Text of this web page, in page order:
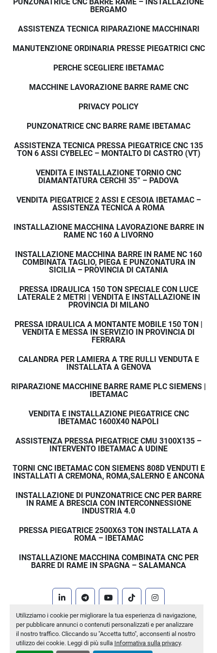
Utilizziamo i cookie per migliorare la tua esperienza di navigazione,
per pubblicare annunci o contenuti personalizzati e per analizzare
il nostro traffico. Cliccando su "Accetta tutto", acconsenti al nostro
utilizzo dei cookie. Leggi di più sulla Informativa sulla privacy.
ingombro ridotto
migliore accesso per manutenzione
migliore organizzazione della macchina
funzionalità generale della pressa e la
COMANDI
ERGONOMICI
LATERALI
superiore destra della macchina, permettendo
all’operatore di controllare facilmente la pressa
durante le lavorazioni.
Questa configurazione garantisce:
maggiore sicurezza
controllo preciso della discesa del pistone
DISCESA
CONTROLLATA AD
ALTA SICUREZZA
Il sistema idraulico è progettato per garantire
secondo.
maggiore precisione nella lavorazione
maggiore sicurezza durante l’utilizzo
migliore controllo del processo di pressatura
BANCO DI LAVORO
REGOLABILE
posizionamento semplice e veloce.
pressa alle diverse lavorazioni, rendendo la
APPLICAZIONI
La pressa elettroidraulica da 50 ton è ideale per:
BERGAMO
ASSISTENZA TECNICA RIPARAZIONE MACCHINARI
MANUTENZIONE ORDINARIA PRESSE PIEGATRICI CNC
PERCHE SCEGLIERE IBETAMAC
MACCHINE LAVORAZIONE BARRE RAME CNC
PRIVACY POLICY
PUNZONATRICE CNC BARRE RAME IBETAMAC
ASSISTENZA TECNICA PRESSA PIEGATRICE CNC 135
TON 6 ASSI CYBELEC – MONTALTO DI CASTRO (VT)
VENDITA E INSTALLAZIONE TORNIO CNC
DIAMANTATURA CERCHI 35” – PADOVA
VENDITA PIEGATRICE 2 ASSI E CESOIA IBETAMAC –
ASSISTENZA TECNICA A ROMA
INSTALLAZIONE MACCHINA LAVORAZIONE BARRE IN
RAME NC 160 A LIVORNO
INSTALLAZIONE MACCHINA BARRE IN RAME NC 160
COMBINATA TAGLIO, PIEGA E PUNZONATURA IN
SICILIA – PROVINCIA DI CATANIA
PRESSA IDRAULICA 150 TON SPECIALE CON LUCE
LATERALE 2 METRI | VENDITA E INSTALLAZIONE IN
PROVINCIA DI MILANO
PRESSA IDRAULICA A MONTANTE MOBILE 150 TON |
VENDITA E MESSA IN SERVIZIO IN PROVINCIA DI
FERRARA
CALANDRA PER LAMIERA A TRE RULLI VENDUTA E
INSTALLATA A GENOVA
RIPARAZIONE MACCHINE BARRE RAME PLC SIEMENS |
IBETAMAC
VENDITA E INSTALLAZIONE PIEGATRICE CNC
IBETAMAC 1600X40 NAPOLI
ASSISTENZA PRESSA PIEGATRICE CMU 3100X135 –
INTERVENTO IBETAMAC A UDINE
TORNI CNC IBETAMAC CON SIEMENS 808D VENDUTI E
INSTALLATI A CREMONA, ROMA,SALERNO E ANCONA
INSTALLAZIONE DI PUNZONATRICE CNC PER BARRE
IN RAME A BRESCIA CON INTERCONNESSIONE
INDUSTRIA 4.0
PRESSA PIEGATRICE 2500X63 TON INSTALLATA A
ROMA – IBETAMAC
INSTALLAZIONE MACCHINA COMBINATA CNC PER
BARRE DI RAME IN SPAGNA – SALAMANCA
linkedintelegramyoutubetiktok
instagram
Machinio Systemsito web diMachinio
Personalizza le preferenze sui Cookies